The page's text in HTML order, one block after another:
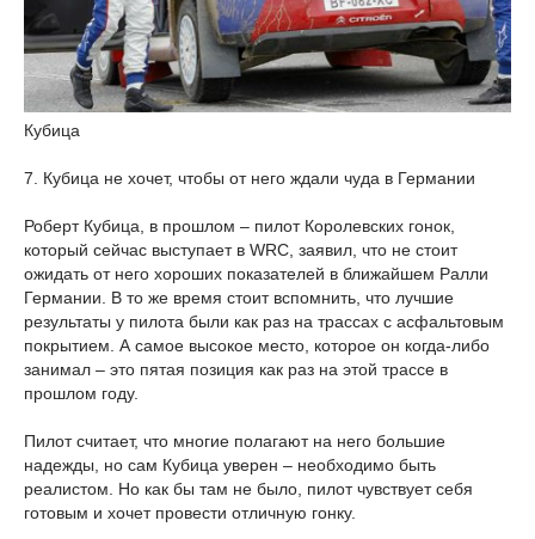
Кубица
7. Кубица не хочет, чтобы от него ждали чуда в Германии
Роберт Кубица, в прошлом – пилот Королевских гонок,
который сейчас выступает в WRC, заявил, что не стоит
ожидать от него хороших показателей в ближайшем Ралли
Германии. В то же время стоит вспомнить, что лучшие
результаты у пилота были как раз на трассах с асфальтовым
покрытием. А самое высокое место, которое он когда-либо
занимал – это пятая позиция как раз на этой трассе в
прошлом году.
Пилот считает, что многие полагают на него большие
надежды, но сам Кубица уверен – необходимо быть
реалистом. Но как бы там не было, пилот чувствует себя
готовым и хочет провести отличную гонку.